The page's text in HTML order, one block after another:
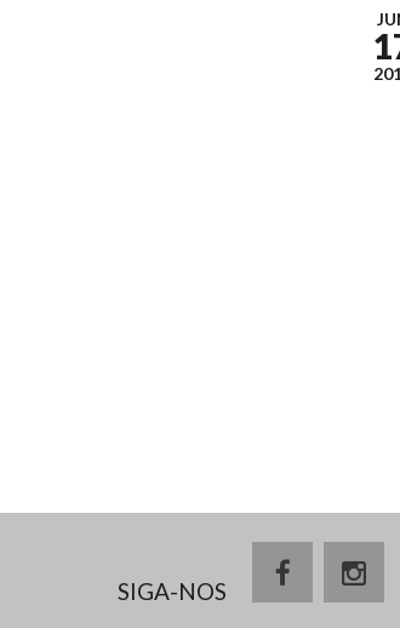
SIGA-NOS